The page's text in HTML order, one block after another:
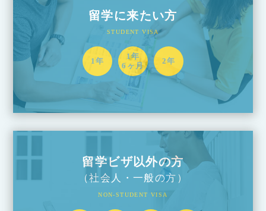
留学に来たい方
STUDENT VISA
1年
1年
6ヶ月
2年
留学ビザ以外の方
（社会人・一般の方）
NON-STUDENT VISA